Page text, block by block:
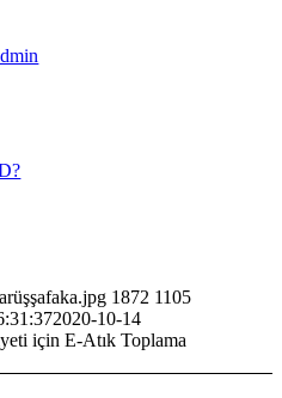
1872 1105
2020-10-14
için E-Atık Toplama